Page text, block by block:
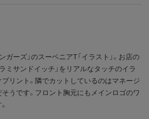
ーズ」のスーベニアT「イラスト」。お店の
ミサンドイッチ」をリアルなタッチのイラ
リント。隣でカットしているのはマネージ
うです。フロント胸元にもメインロゴのワ